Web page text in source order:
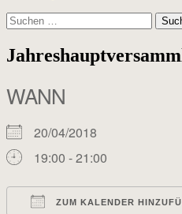
Suchen
nach:
WANN
20/04/2018
19:00 - 21:00
ZUM KALENDER